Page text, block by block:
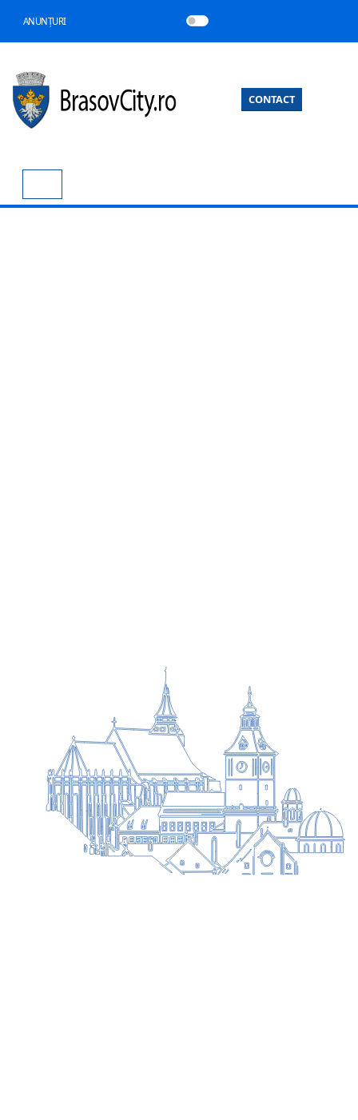
ANUNȚURI
CONTACT